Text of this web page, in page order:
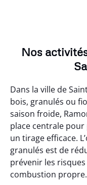
Nos
Dans la ville de
bois, granulés ou
saison froide,
place centrale
un tirage efficace.
granulés est de
prévenir les risques
combustion propre.